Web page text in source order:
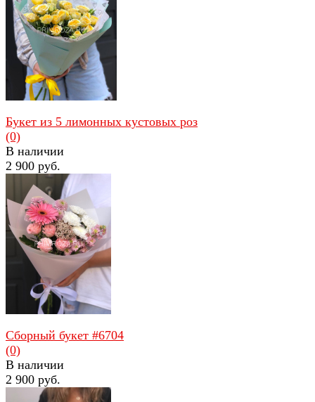
избранное сравнить
избранное сравнить
Букет из 5 лимонных кустовых роз
(0)
В наличии
2 900 руб.
Сборный букет #6704
(0)
В наличии
2 900 руб.